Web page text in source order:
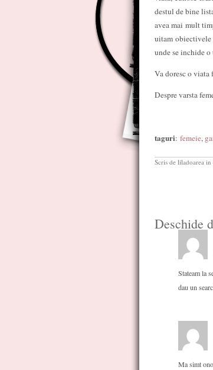
destul de bine
avea mai mult
uitam obiectivele
unde se inchide o
Va doresc o viata
Despre varsta
taguri: femeie,
Scris de liladoarea in
Deschide
Stateam la
dau un
Ma simt